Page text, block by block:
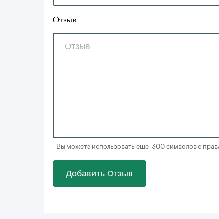
Отзыв
Вы можете использовать ещё 300 символов с
Добавить Отзыв